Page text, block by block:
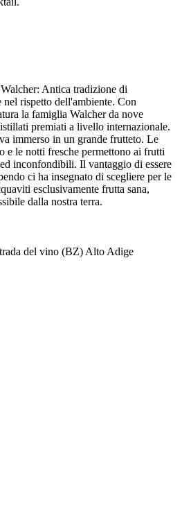
Antica tradizione di
rispetto dell'ambiente. Con
la famiglia Walcher da nove
premiati a livello internazionale.
immerso in un grande frutteto. Le
e le notti fresche permettono ai frutti
inconfondibili. Il vantaggio di essere
ci ha insegnato di scegliere per le
esclusivamente frutta sana,
dalla nostra terra.
del vino (BZ) Alto Adige